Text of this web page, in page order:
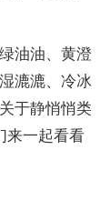
油油、黄澄
漉漉、冷冰
于静悄悄类
来一起看看